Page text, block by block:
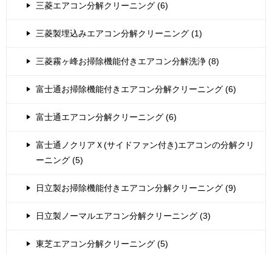
三菱エアコン分解クリーニング (6)
三菱製埋込みエアコン分解クリーニング (1)
三菱霧ヶ峰お掃除機能付きエアコン分解洗浄 (8)
富士通お掃除機能付きエアコン分解クリーニング (6)
富士通エアコン分解クリーニング (6)
富士通ノクリアＸ(サイドファン付き)エアコンの分解クリ
ーニング (5)
日立製お掃除機能付きエアコン分解クリーニング (9)
日立製ノーマルエアコン分解クリーニング (3)
東芝エアコン分解クリーニング (5)